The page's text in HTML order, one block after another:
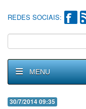
REDES SOCIAIS:
MENU
30/7/2014 09:35